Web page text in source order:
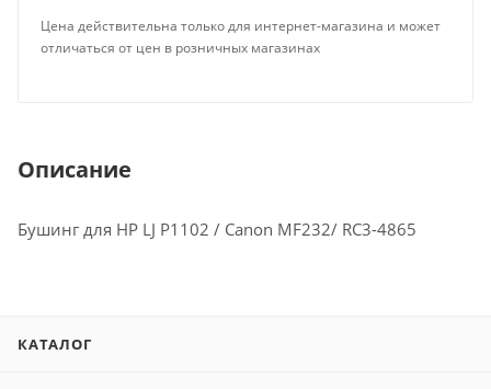
Цена действительна только для интернет-магазина и может
отличаться от цен в розничных магазинах
Описание
Бушинг для HP LJ P1102 / Canon MF232/ RC3-4865
КАТАЛОГ